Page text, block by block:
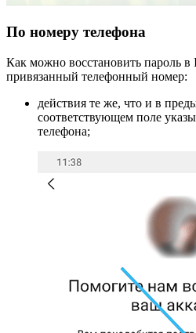
По номеру телефона
Как можно восстановить пароль в
привязанный телефонный номер:
действия те же, что и в
соответствующем поле
телефона;